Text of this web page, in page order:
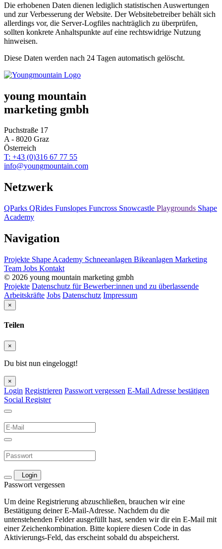
Die erhobenen Daten dienen lediglich statistischen Auswertungen
und zur Verbesserung der Website. Der Websitebetreiber behält sich
allerdings vor, die Server-Logfiles nachträglich zu überprüfen,
sollten konkrete Anhaltspunkte auf eine rechtswidrige Nutzung
hinweisen.
Diese Daten werden nach 24 Tagen automatisch gelöscht.
young mountain
marketing gmbh
Puchstraße 17
A - 8020 Graz
Österreich
T: +43 (0)316 67 77 55
info@youngmountain.com
Netzwerk
QParks QRides Funslopes Funcross Snowcastle Playgrounds Shape
Academy
Navigation
Projekte Shape Academy Schneeanlagen Bikeanlagen Marketing
Team Jobs Kontakt
© 2026 young mountain marketing gmbh
Projekte Datenschutz für Bewerber:innen und zu überlassende
Arbeitskräfte Jobs Datenschutz Impressum
×
Teilen
×
Du bist nun eingeloggt!
×
Login Registrieren Passwort vergessen E-Mail Adresse bestätigen
Social Register
Login
Passwort vergessen
Um deine Registrierung abzuschließen, brauchen wir eine
Bestätigung deiner E-Mail-Adresse. Nachdem du die
untenstehenden Felder ausgefüllt hast, senden wir dir ein E-Mail mit
einer Zeichenkombination. Bitte kopiere diesen Code in das
Aktivierungs-Feld, das erscheint sobald du abspeicherst.